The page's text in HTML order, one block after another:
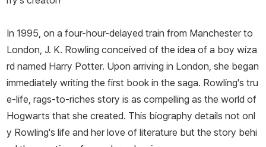
In 1995, on a four-hour-delayed train from Manchester to
London, J. K. Rowling conceived of the idea of a boy wiza
rd named Harry Potter. Upon arriving in London, she began
immediately writing the first book in the saga. Rowling's tru
e-life, rags-to-riches story is as compelling as the world of
Hogwarts that she created. This biography details not onl
y Rowling's life and her love of literature but the story behi